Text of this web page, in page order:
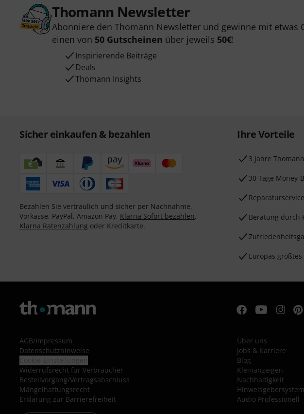
Thomann Newsletter
Abonniere den Thomann Newsletter und gewinne mit etwas
einen von 50 Gutscheinen über jeweils 50€!
Inspirierende Beiträge
Deals
Thomann Insights
Sicher einkaufen & bezahlen
Bezahlen Sie vertraulich und sicher per Nachnahme,
Vorkasse, PayPal, Amazon Pay, Klarna Sofort bezahlen,
Klarna Ratenzahlung oder Kreditkarte.
Ihre Vorteile
3 Jahre
30 Tage Money-
Reparaturservice
Beratung durch
Europas
AGB/Impressum
Datenschutzhinweise
Widerrufsrecht für Verbraucher
Bestellvorgang/Vertragsabschluss
Mängelhaftungsrecht
Erklärung zur Barrierefreiheit
Über uns
Jobs & Karriere
Blog
Kleinanzeigen
Nachhaltigkeit
Hinweisgebersystem
Audio Professionell